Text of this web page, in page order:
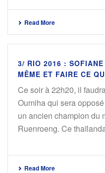
Read More
3/ RIO 2016 :
MÊME ET FAIRE CE
Ce soir à 22h20, il
Oumiha qui sera
un ancien champion du
Ruenroeng. Ce
Read More